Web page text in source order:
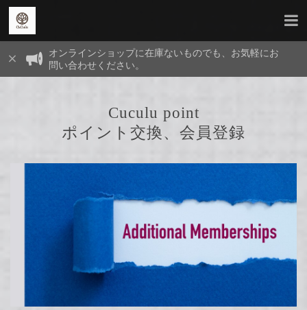
オンラインショップに在庫ないものでも、お気軽にお
問い合わせください。
Cuculu point
ポイント交換、会員登録